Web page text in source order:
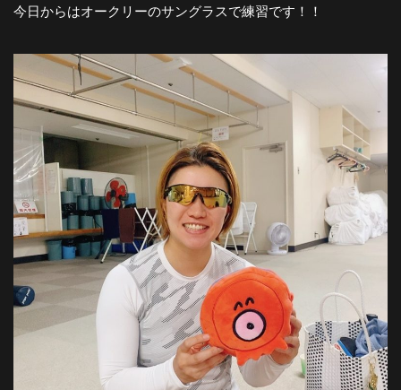
今日からはオークリーのサングラスで練習です！！